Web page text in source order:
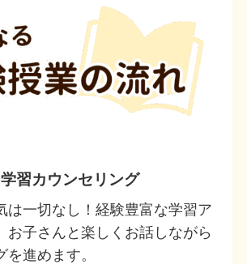
習カウンセリング
は一切なし！経験豊富な学習ア
お子さんと楽しくお話しながら
進めます。